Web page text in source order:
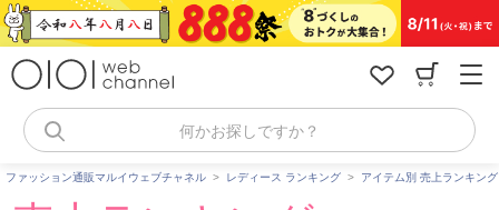
コ
ン
何かお探しですか？
ファッション通販マルイウェブチャネル > レディース ランキング > アイテム別 売上ランキン